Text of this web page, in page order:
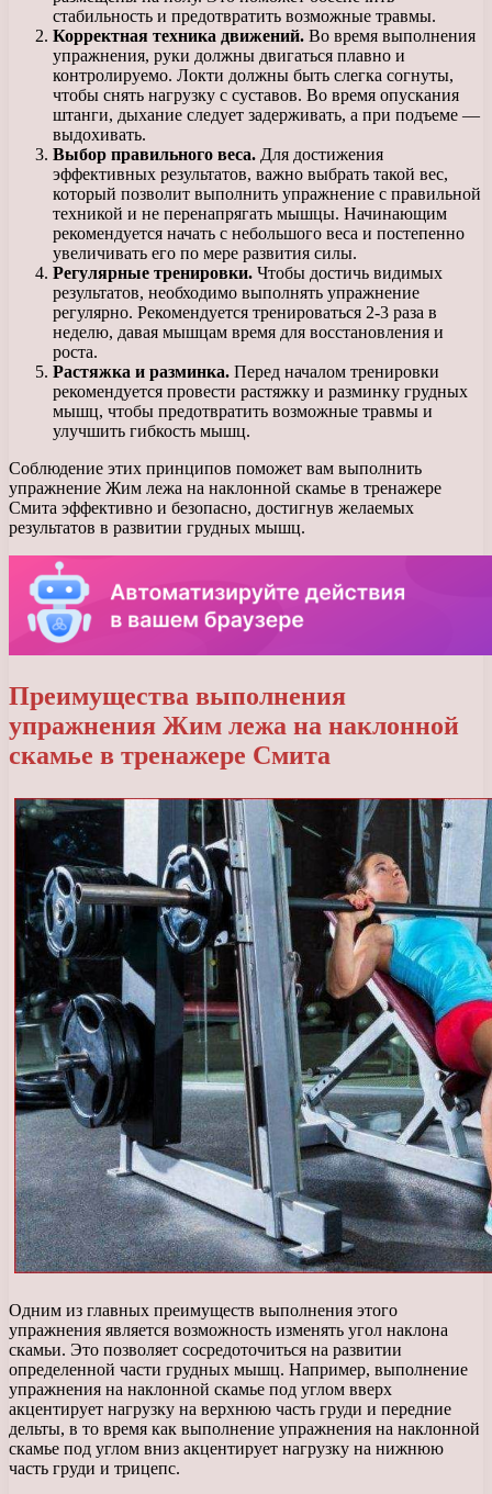
стабильность и предотвратить возможные травмы.
Корректная техника движений. Во время выполнения
упражнения, руки должны двигаться плавно и
контролируемо. Локти должны быть слегка согнуты,
чтобы снять нагрузку с суставов. Во время опускания
штанги, дыхание следует задерживать, а при подъеме —
выдохивать.
Выбор правильного веса. Для достижения
эффективных результатов, важно выбрать такой вес,
который позволит выполнить упражнение с правильной
техникой и не перенапрягать мышцы. Начинающим
рекомендуется начать с небольшого веса и постепенно
увеличивать его по мере развития силы.
Регулярные тренировки. Чтобы достичь видимых
результатов, необходимо выполнять упражнение
регулярно. Рекомендуется тренироваться 2-3 раза в
неделю, давая мышцам время для восстановления и
роста.
Растяжка и разминка. Перед началом тренировки
рекомендуется провести растяжку и разминку грудных
мышц, чтобы предотвратить возможные травмы и
улучшить гибкость мышц.
Соблюдение этих принципов поможет вам выполнить
упражнение Жим лежа на наклонной скамье в тренажере
Смита эффективно и безопасно, достигнув желаемых
результатов в развитии грудных мышц.
Преимущества выполнения
упражнения Жим лежа на наклонной
скамье в тренажере Смита
Одним из главных преимуществ выполнения этого
упражнения является возможность изменять угол наклона
скамьи. Это позволяет сосредоточиться на развитии
определенной части грудных мышц. Например, выполнение
упражнения на наклонной скамье под углом вверх
акцентирует нагрузку на верхнюю часть груди и передние
дельты, в то время как выполнение упражнения на наклонной
скамье под углом вниз акцентирует нагрузку на нижнюю
часть груди и трицепс.